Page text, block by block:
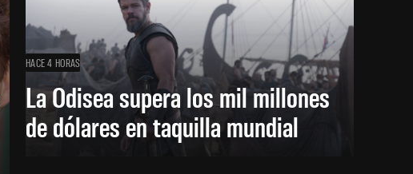
HACE 4 HORAS
La Odisea supera los mil millones
de dólares en taquilla mundial